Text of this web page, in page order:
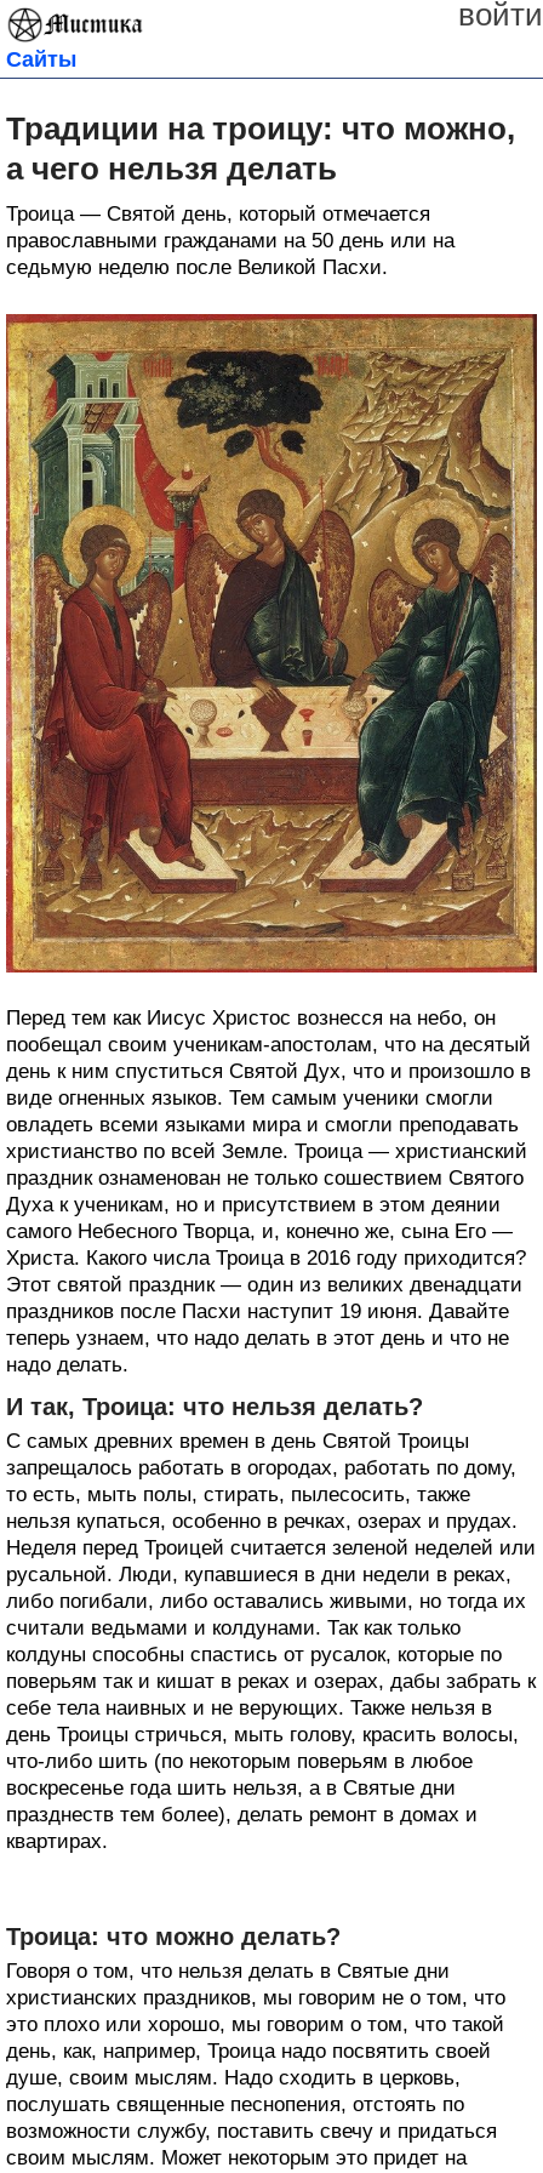
войти
Сайты
Традиции на троицу: что можно,
а чего нельзя делать
Троица — Святой день, который отмечается
православными гражданами на 50 день или на
седьмую неделю после Великой Пасхи.
Перед тем как Иисус Христос вознесся на небо, он
пообещал своим ученикам-апостолам, что на десятый
день к ним спуститься Святой Дух, что и произошло в
виде огненных языков. Тем самым ученики смогли
овладеть всеми языками мира и смогли преподавать
христианство по всей Земле. Троица — христианский
праздник ознаменован не только сошествием Святого
Духа к ученикам, но и присутствием в этом деянии
самого Небесного Творца, и, конечно же, сына Его —
Христа. Какого числа Троица в 2016 году приходится?
Этот святой праздник — один из великих двенадцати
праздников после Пасхи наступит 19 июня. Давайте
теперь узнаем, что надо делать в этот день и что не
надо делать.
И так, Троица: что нельзя делать?
С самых древних времен в день Святой Троицы
запрещалось работать в огородах, работать по дому,
то есть, мыть полы, стирать, пылесосить, также
нельзя купаться, особенно в речках, озерах и прудах.
Неделя перед Троицей считается зеленой неделей или
русальной. Люди, купавшиеся в дни недели в реках,
либо погибали, либо оставались живыми, но тогда их
считали ведьмами и колдунами. Так как только
колдуны способны спастись от русалок, которые по
поверьям так и кишат в реках и озерах, дабы забрать к
себе тела наивных и не верующих. Также нельзя в
день Троицы стричься, мыть голову, красить волосы,
что-либо шить (по некоторым поверьям в любое
воскресенье года шить нельзя, а в Святые дни
празднеств тем более), делать ремонт в домах и
квартирах.
Троица: что можно делать?
Говоря о том, что нельзя делать в Святые дни
христианских праздников, мы говорим не о том, что
это плохо или хорошо, мы говорим о том, что такой
день, как, например, Троица надо посвятить своей
душе, своим мыслям. Надо сходить в церковь,
послушать священные песнопения, отстоять по
возможности службу, поставить свечу и придаться
своим мыслям. Может некоторым это придет на